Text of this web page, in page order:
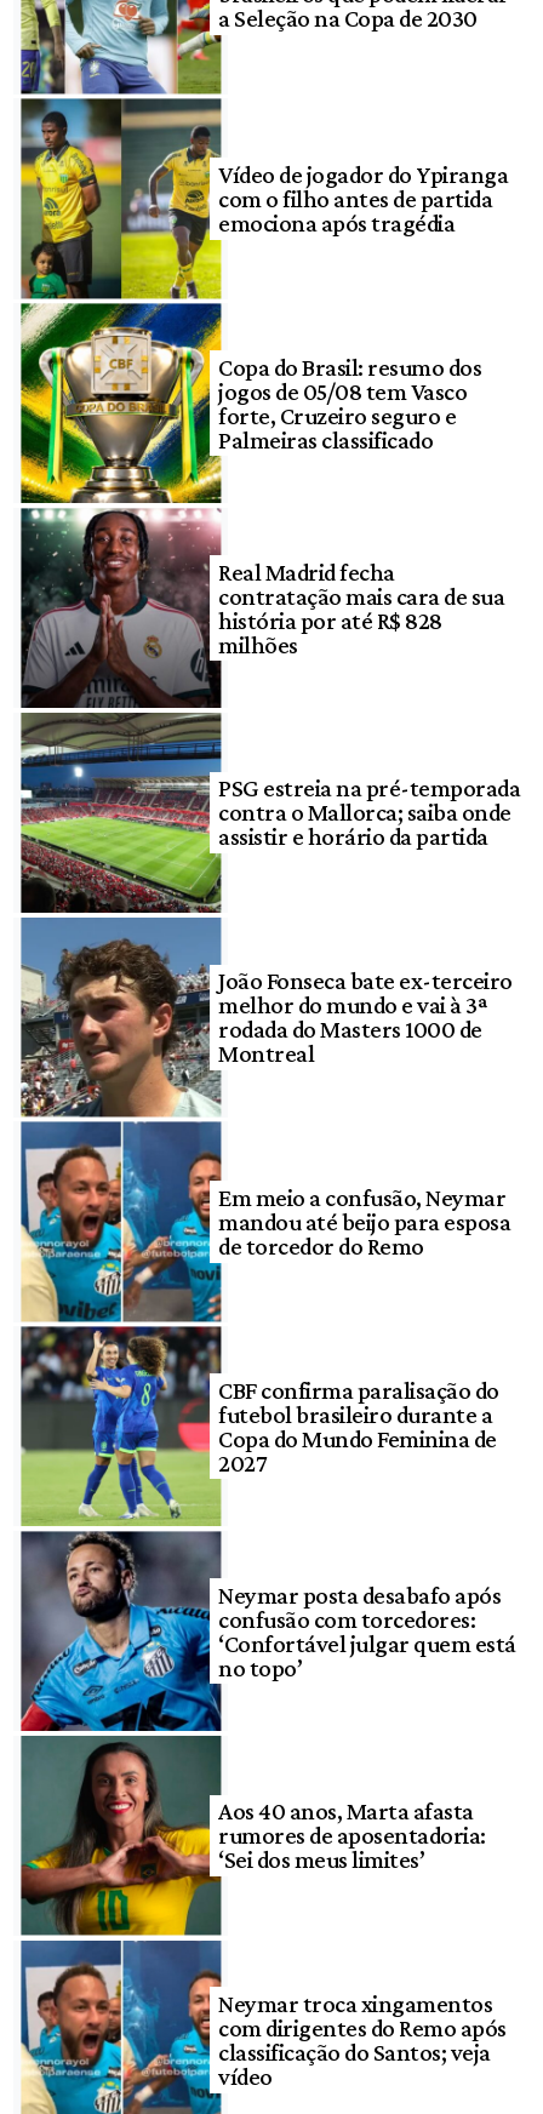
a Seleção na Copa de 2030
Vídeo de jogador do Ypiranga
com o filho antes de partida
emociona após tragédia
Copa do Brasil: resumo dos
jogos de 05/08 tem Vasco
forte, Cruzeiro seguro e
Palmeiras classificado
Real Madrid fecha
contratação mais cara de sua
história por até R$ 828
milhões
PSG estreia na pré-temporada
contra o Mallorca; saiba onde
assistir e horário da partida
João Fonseca bate ex-terceiro
melhor do mundo e vai à 3ª
rodada do Masters 1000 de
Montreal
Em meio a confusão, Neymar
mandou até beijo para esposa
de torcedor do Remo
CBF confirma paralisação do
futebol brasileiro durante a
Copa do Mundo Feminina de
2027
Neymar posta desabafo após
confusão com torcedores:
‘Confortável julgar quem está
no topo’
Aos 40 anos, Marta afasta
rumores de aposentadoria:
‘Sei dos meus limites’
Neymar troca xingamentos
com dirigentes do Remo após
classificação do Santos; veja
vídeo